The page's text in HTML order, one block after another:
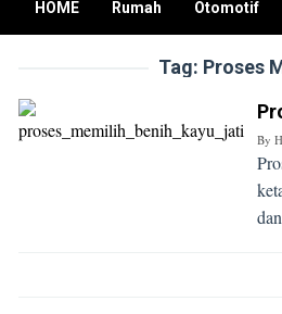
HOME Rumah Otomotif
Tag: Proses
By